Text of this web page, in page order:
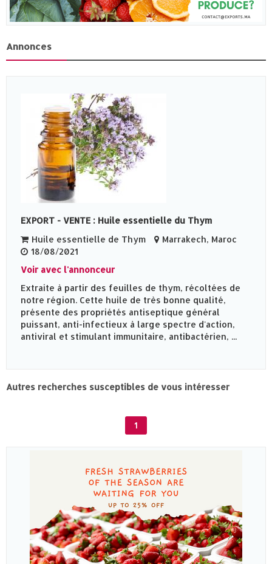
Annonces
EXPORT - VENTE : Huile essentielle du Thym
Huile essentielle de Thym
Marrakech, Maroc
18/08/2021
Voir avec l'annonceur
Extraite à partir des feuilles de thym, récoltées de
notre région. Cette huile de très bonne qualité,
présente des propriétés antiseptique général
puissant, anti-infectieux à large spectre d'action,
antiviral et stimulant immunitaire, antibactérien, ...
Autres recherches susceptibles de vous intéresser
1